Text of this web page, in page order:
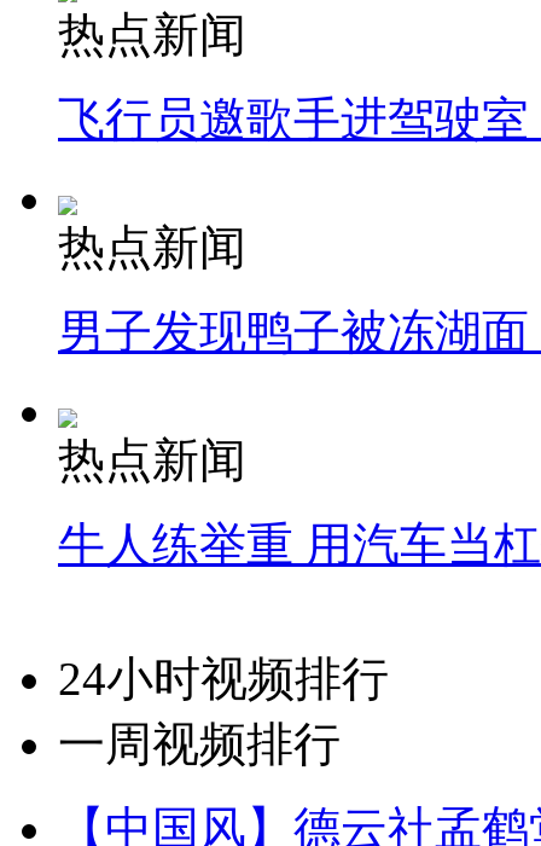
热点新闻
飞行员邀歌手进驾驶
热点新闻
男子发现鸭子被冻湖
热点新闻
牛人练举重 用汽车当
24小时视频排行
一周视频排行
【中国风】德云社孟